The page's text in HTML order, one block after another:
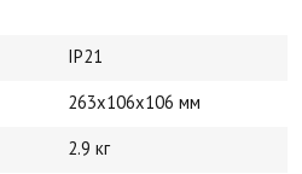
IP21
263x106x106 мм
2.9 кг